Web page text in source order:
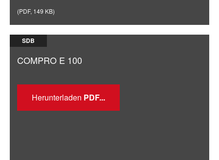
(PDF, 149 KB)
SDB
COMPRO E 100
Herunterladen